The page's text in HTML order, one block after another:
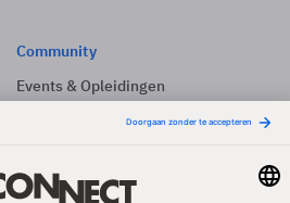
Community
Events & Opleidingen